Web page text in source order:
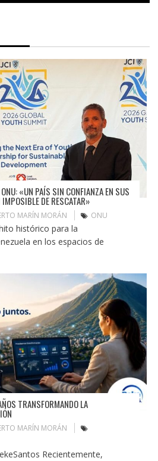
«UN PAÍS SIN CONFIANZA EN SUS
DE RESCATAR»
MARÍN MORÁN ONU
histórico para la
en los espacios de
TRANSFORMANDO LA
MARÍN MORÁN
Recientemente,